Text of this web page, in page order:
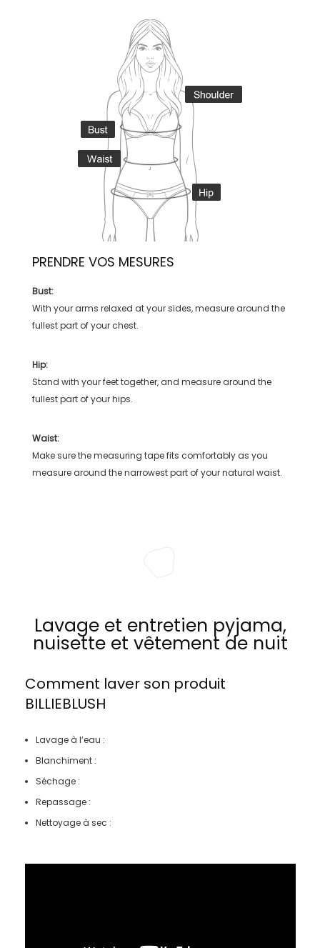
PRENDRE VOS MESURES
Bust:
With your arms relaxed at your sides, measure around the
fullest part of your chest.
Hip:
Stand with your feet together, and measure around the
fullest part of your hips.
Waist:
Make sure the measuring tape fits comfortably as you
measure around the narrowest part of your natural waist.
Lavage et entretien pyjama,
nuisette et vêtement de nuit
Comment laver son produit
BILLIEBLUSH
Lavage à l’eau :
Blanchiment :
Séchage :
Repassage :
Nettoyage à sec :